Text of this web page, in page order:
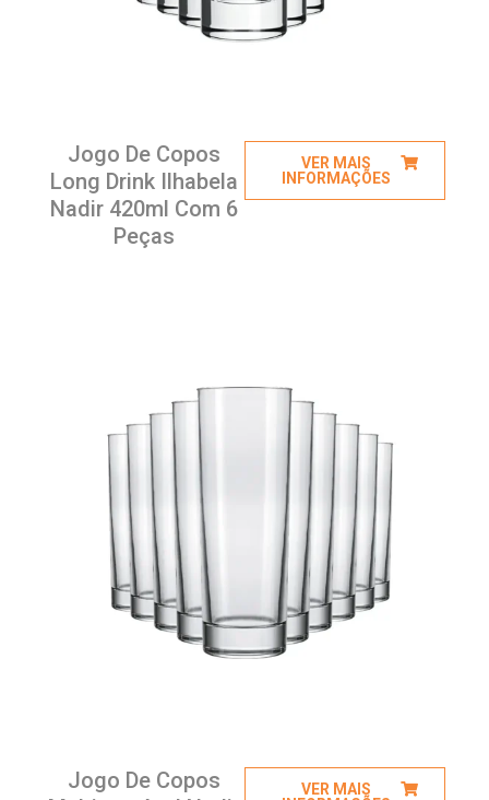
Jogo De Copos
Long Drink Ilhabela
Nadir 420ml Com 6
Peças
VER MAIS
INFORMAÇÕES
Jogo De Copos
VER MAIS